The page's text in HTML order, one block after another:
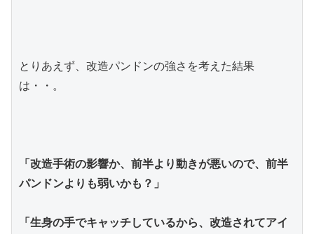
とりあえず、改造パンドンの強さを考えた結果
は・・。
「改造手術の影響か、前半より動きが悪いので、前半
パンドンよりも弱いかも？」
「生身の手でキャッチしているから、改造されてアイ